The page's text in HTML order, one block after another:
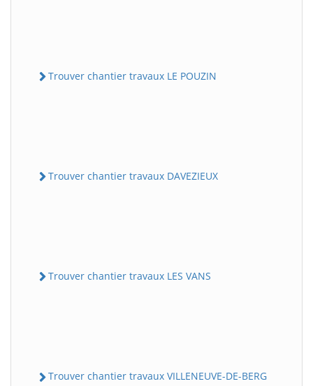
Trouver chantier travaux LE POUZIN
Trouver chantier travaux DAVEZIEUX
Trouver chantier travaux LES VANS
Trouver chantier travaux VILLENEUVE-DE-BERG